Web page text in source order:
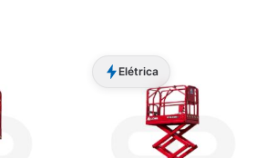
Elétrica